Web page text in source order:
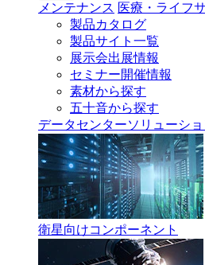
メンテナンス 医療・ライフ
製品カタログ
製品サイト一覧
展示会出展情報
セミナー開催情報
素材から探す
五十音から探す
データセンターソリューショ
衛星向けコンポーネント